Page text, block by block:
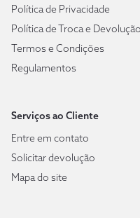
Política de Privacidade
Política de Troca e Devolução
Termos e Condições
Regulamentos
Serviços ao Cliente
Entre em contato
Solicitar devolução
Mapa do site